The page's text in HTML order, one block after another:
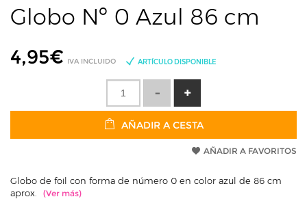
Globo Nº 0 Azul 86 cm
4,95€ IVA INCLUIDO ARTÍCULO DISPONIBLE
AÑADIR A CESTA
AÑADIR A FAVORITOS
Globo de foil con forma de número 0 en color azul de 86 cm
aprox.